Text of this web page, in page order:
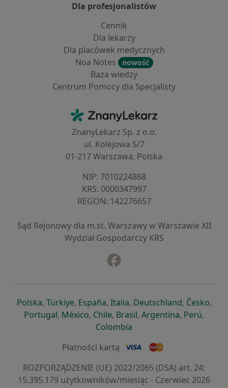
Dla profesjonalistów
Cennik
Dla lekarzy
Dla placówek medycznych
Noa Notes
nowość
Baza wiedzy
Centrum Pomocy dla Specjalisty
ZnanyLekarz - Strona główna
ZnanyLekarz Sp. z o.o.
ul. Kolejowa 5/7
01-217 Warszawa, Polska
NIP: ⁠7010224868
KRS: ⁠0000347997
REGON: ⁠142276657
Sąd Rejonowy dla m.st. Warszawy w Warszawie XII
Wydział Gospodarczy KRS
Polskaotwiera się w nowej karcie
, Türkiyeotwiera się w nowej karcie
, Españaotwiera się w nowej karcie
, Italiaotwiera się w nowej
, Deutschlandotwiera się
, Česko,
Portugalotwiera się w nowej karcie
, Méxicootwiera się w nowej karcie
, Chileotwiera się w nowej karcie
, Brasilotwiera się w nowej
, Argentinaotwiera się
, Perú,
Colombia
Płatności kartą
ROZPORZĄDZENIE (UE) 2022/2065 (DSA) art. 24:
15.395.179 użytkowników/miesiąc - Czerwiec 2026